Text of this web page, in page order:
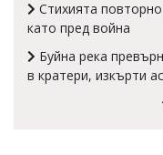
отговорност
тях!
Ако
откриете
Стихията
като пред война
Буйна река
в кратери, изкърти